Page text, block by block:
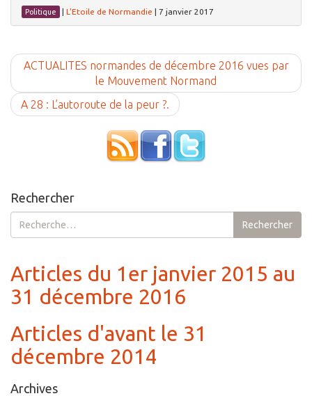
Politique | L'Etoile de Normandie | 7 janvier 2017
ACTUALITES normandes de décembre 2016 vues par
le Mouvement Normand
A 28 : L’autoroute de la peur ?.
Rechercher
Rechercher :
Rechercher
Articles du 1er janvier 2015 au
31 décembre 2016
Articles d'avant le 31
décembre 2014
Archives